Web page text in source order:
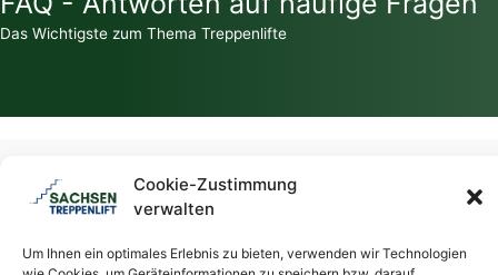
Cookie-Zustimmung
verwalten
Um Ihnen ein optimales Erlebnis zu bieten, verwenden wir Technologien
Das Wichtigste zum Thema Treppenlifte